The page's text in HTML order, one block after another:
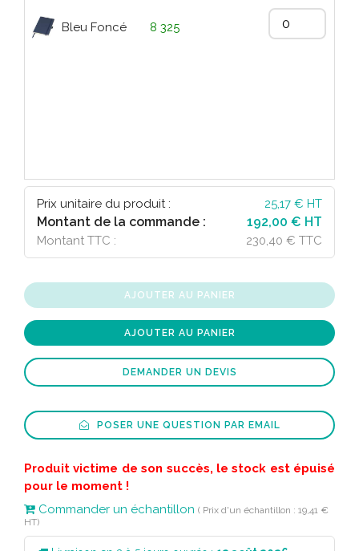
Bleu Foncé 8 325
Prix unitaire du produit : 25,17 € HT
Montant de la commande : 192,00 € HT
Montant TTC : 230,40 € TTC
AJOUTER AU PANIER
AJOUTER AU PANIER
DEMANDER UN DEVIS
POSER UNE QUESTION PAR EMAIL
Produit victime de son succès, le stock est épuisé
pour le moment !
Commander un échantillon ( Prix d'un échantillon : 19,41 €
HT)